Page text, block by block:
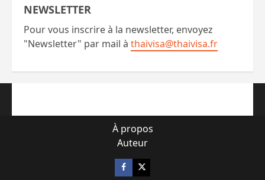
NEWSLETTER
Pour vous inscrire à la newsletter, envoyez
"Newsletter" par mail à thaivisa@thaivisa.fr
À propos
Auteur
Facebook
X